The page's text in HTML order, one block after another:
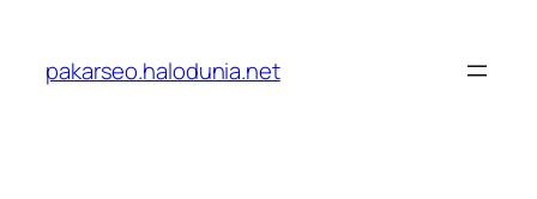
konten
pakarseo.halodunia.net